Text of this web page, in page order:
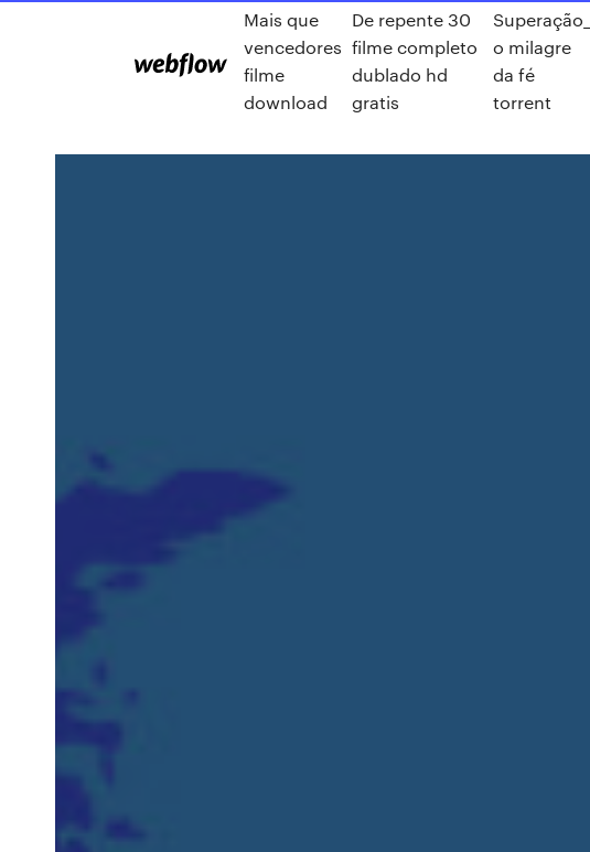
Mais que
vencedores
filme
download
De repente 30
filme completo
dublado hd
gratis
Superação_
o milagre
da fé
torrent